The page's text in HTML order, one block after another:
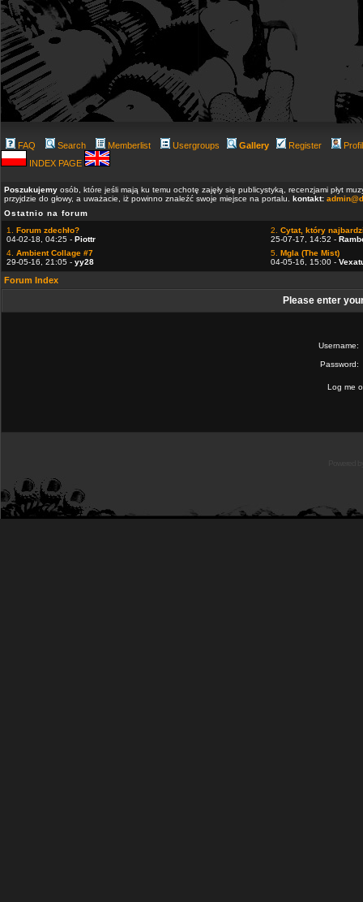
FAQ Search Memberlist Usergroups Gallery Register
INDEX PAGE
Poszukujemy osób, które jeśli mają ku temu ochotę zajęły się publicystyką, recenzjami płyt
przyjdzie do głowy, a uważacie, iż powinno znaleźć swoje miejsce na portalu. kontakt:
Ostatnio na forum
1. Forum zdechło?
04-02-18, 04:25 - Piottr
2. Cytat, który
25-07-17, 14:52 -
4. Ambient Collage #7
29-05-16, 21:05 - yy28
5. Mgla (The Mist)
04-05-16, 15:00 -
Forum Index
Please enter
Username:
Password:
Log me